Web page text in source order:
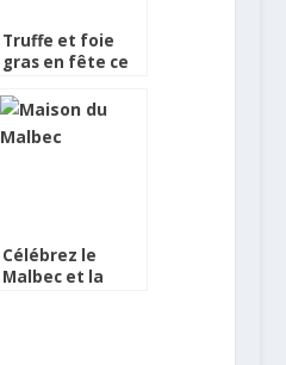
Truffe et foie
gras en fête ce
Sarlat
Célébrez le
Malbec et la